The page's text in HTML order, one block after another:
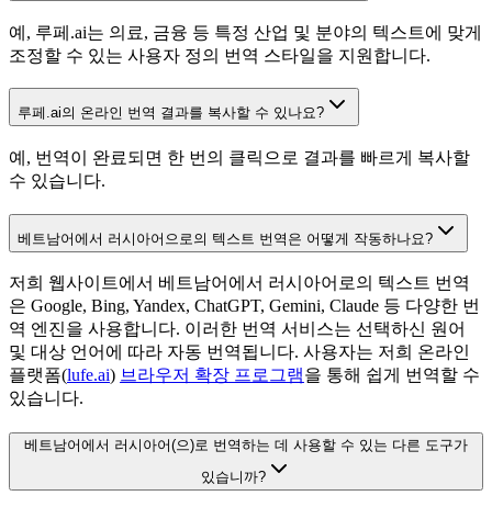
예, 루페.ai는 의료, 금융 등 특정 산업 및 분야의 텍스트에 맞게
조정할 수 있는 사용자 정의 번역 스타일을 지원합니다.
루페.ai의 온라인 번역 결과를 복사할 수 있나요?
예, 번역이 완료되면 한 번의 클릭으로 결과를 빠르게 복사할
수 있습니다.
베트남어에서 러시아어으로의 텍스트 번역은 어떻게 작동하나요?
저희 웹사이트에서 베트남어에서 러시아어로의 텍스트 번역
은 Google, Bing, Yandex, ChatGPT, Gemini, Claude 등 다양한 번
역 엔진을 사용합니다. 이러한 번역 서비스는 선택하신 원어
및 대상 언어에 따라 자동 번역됩니다. 사용자는 저희 온라인
플랫폼(lufe.ai) 브라우저 확장 프로그램을 통해 쉽게 번역할 수
있습니다.
베트남어에서 러시아어(으)로 번역하는 데 사용할 수 있는 다른 도구가
있습니까?